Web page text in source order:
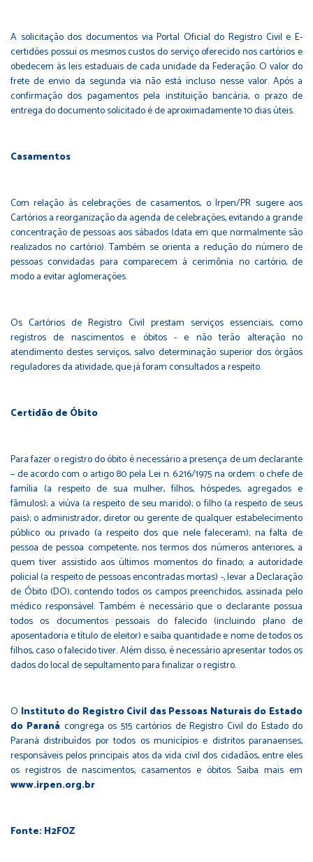
A solicitação dos documentos via Portal Oficial do Registro Civil e E-
certidões possui os mesmos custos do serviço oferecido nos cartórios e
obedecem às leis estaduais de cada unidade da Federação. O valor do
frete de envio da segunda via não está incluso nesse valor. Após a
confirmação dos pagamentos pela instituição bancária, o prazo de
entrega do documento solicitado é de aproximadamente 10 dias úteis.
Casamentos
Com relação às celebrações de casamentos, o Irpen/PR sugere aos
Cartórios a reorganização da agenda de celebrações, evitando a grande
concentração de pessoas aos sábados (data em que normalmente são
realizados no cartório). Também se orienta a redução do número de
pessoas convidadas para comparecem à cerimônia no cartório, de
modo a evitar aglomerações.
Os Cartórios de Registro Civil prestam serviços essenciais, como
registros de nascimentos e óbitos - e não terão alteração no
atendimento destes serviços, salvo determinação superior dos órgãos
reguladores da atividade, que já foram consultados a respeito.
Certidão de Óbito
Para fazer o registro do óbito é necessário a presença de um declarante
– de acordo com o artigo 80 pela Lei n. 6.216/1975 na ordem: o chefe de
família (a respeito de sua mulher, filhos, hóspedes, agregados e
fâmulos); a viúva (a respeito de seu marido); o filho (a respeito de seus
pais); o administrador, diretor ou gerente de qualquer estabelecimento
público ou privado (a respeito dos que nele faleceram); na falta de
pessoa de pessoa competente, nos termos dos números anteriores, a
quem tiver assistido aos últimos momentos do finado; a autoridade
policial (a respeito de pessoas encontradas mortas) -, levar a Declaração
de Óbito (DO), contendo todos os campos preenchidos, assinada pelo
médico responsável. Também é necessário que o declarante possua
todos os documentos pessoais do falecido (incluindo plano de
aposentadoria e título de eleitor) e saiba quantidade e nome de todos os
filhos, caso o falecido tiver. Além disso, é necessário apresentar todos os
dados do local de sepultamento para finalizar o registro.
O Instituto do Registro Civil das Pessoas Naturais do Estado
do Paraná congrega os 515 cartórios de Registro Civil do Estado do
Paraná distribuídos por todos os municípios e distritos paranaenses,
responsáveis pelos principais atos da vida civil dos cidadãos, entre eles
os registros de nascimentos, casamentos e óbitos. Saiba mais em
www.irpen.org.br
Fonte: H2FOZ